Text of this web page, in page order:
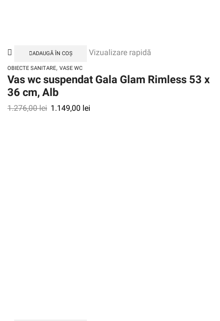
ADAUGĂ ÎN COȘ Vizualizare rapidă
OBIECTE SANITARE, VASE WC
Vas wc suspendat Gala Glam Rimless 53 x
36 cm, Alb
1.276,00lei 1.149,00 lei